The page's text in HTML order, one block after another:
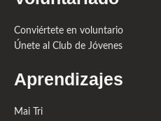
Conviértete en voluntario
Únete al Club de Jóvenes
Aprendizajes
Mai Tri